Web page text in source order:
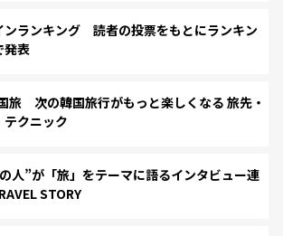
ンランキング 読者の投票をもとにランキン
発表
旅 次の韓国旅行がもっと楽しくなる 旅先・
テクニック
人”が「旅」をテーマに語るインタビュー連
STORY